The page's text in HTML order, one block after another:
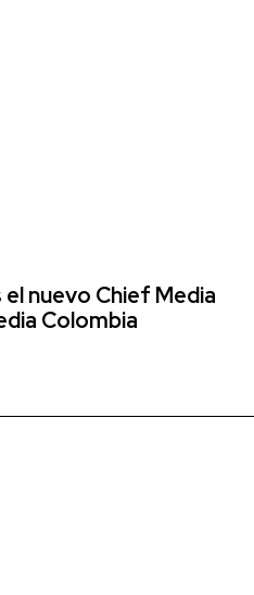
nuevo Chief Media
Colombia